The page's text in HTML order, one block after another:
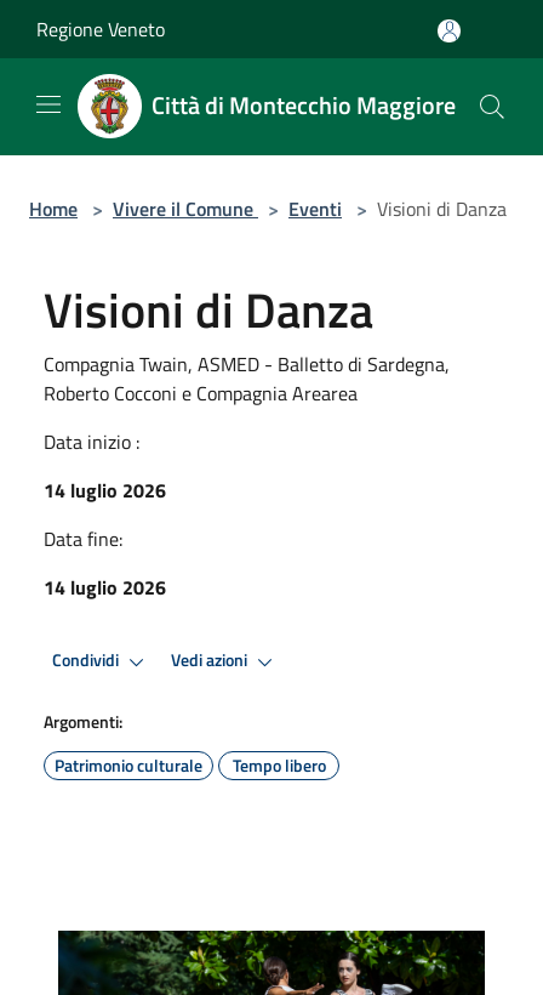
Regione Veneto
Città di Montecchio Maggiore
Home > Vivere il Comune > Eventi > Visioni di Danza
Visioni di Danza
Compagnia Twain, ASMED - Balletto di Sardegna,
Roberto Cocconi e Compagnia Arearea
Data inizio :
14 luglio 2026
Data fine:
14 luglio 2026
Condividi Vedi azioni
Argomenti:
Patrimonio culturale
Tempo libero